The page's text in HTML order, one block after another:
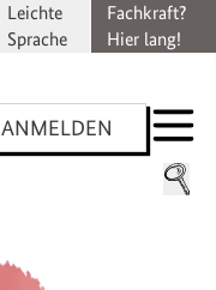
Fachkraft?
Hier lang!
Leichte
Sprache
ANMELDEN